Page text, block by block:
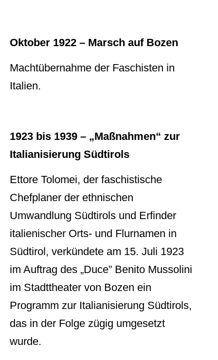
Oktober 1922 – Marsch auf Bozen
Machtübernahme der Faschisten in
Italien.
1923 bis 1939 – „Maßnahmen“ zur
Italianisierung Südtirols
Ettore Tolomei, der faschistische
Chefplaner der ethnischen
Umwandlung Südtirols und Erfinder
italienischer Orts- und Flurnamen in
Südtirol, verkündete am 15. Juli 1923
im Auftrag des „Duce” Benito Mussolini
im Stadttheater von Bozen ein
Programm zur Italianisierung Südtirols,
das in der Folge zügig umgesetzt
wurde.